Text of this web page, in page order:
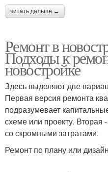
читать дальше →
Ремонт в
Подходы к
новостройке
Здесь выделяют две
Первая версия ремонта
подразумевает
схеме или проекту. Вторая
со скромными затратами.
Ремонт по плану или